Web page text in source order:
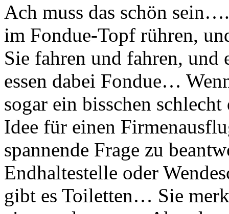
Ach muss das schön
im Fondue-Topf rühren,
Sie fahren und fahren, und
essen dabei Fondue…
sogar ein bisschen
Idee für einen
spannende Frage zu
Endhaltestelle oder
gibt es Toiletten… Sie